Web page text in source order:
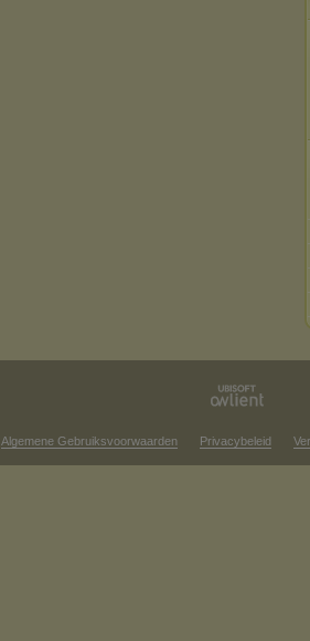
Algemene Gebruiksvoorwaarden Privacybeleid